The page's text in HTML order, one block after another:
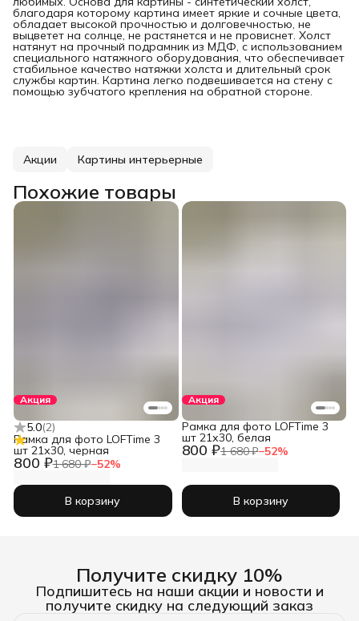
благодаря которому картина имеет яркие и сочные цвета,
обладает высокой прочностью и долговечностью, не
выцветет на солнце, не растянется и не провиснет. Холст
натянут на прочный подрамник из МДФ, с использованием
специального натяжного оборудования, что обеспечивает
стабильное качество натяжки холста и длительный срок
службы картин. Картина легко подвешивается на стену с
помощью зубчатого крепления на обратной стороне.
Акции Картины интерьерные
Похожие товары
Акция
5.0(2)
800 ₽1 680 ₽−52%
Рамка для фото LOFTime 3
шт 21х30, черная
В корзину
Акция
800 ₽1 680 ₽−52%
Рамка для фото LOFTime 3
шт 21х30, белая
В корзину
Получите скидку 10%
Подпишитесь на наши акции и новости и
получите скидку на следующий заказ